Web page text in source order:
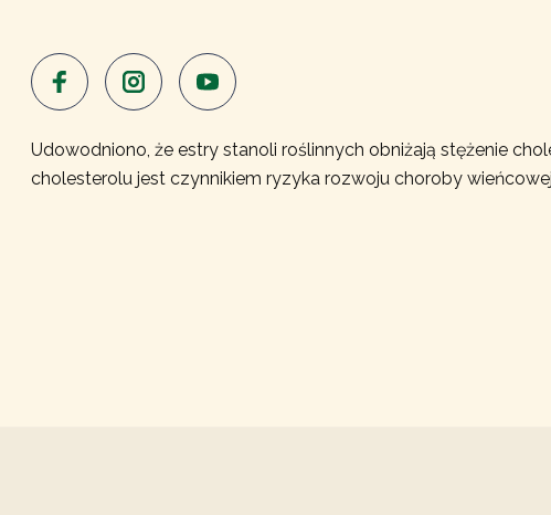
Udowodniono, że estry stanoli roślinnych obniżają stężenie
cholesterolu jest czynnikiem ryzyka rozwoju choroby